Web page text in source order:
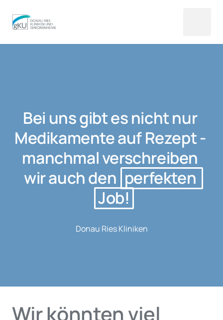
Bei uns gibt es nicht nur
Medikamente auf Rezept -
manchmal verschreiben
wir auch den
Job!
Donau Ries Kliniken
Wir könnten viel